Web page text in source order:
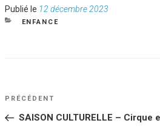
Publié le Publié
le
12 décembre 2023
CATÉGORIES
ENFANCE
NAVIGATION
DE
Article
PRÉCÉDENT
SAISON CULTURELLE – Cirque